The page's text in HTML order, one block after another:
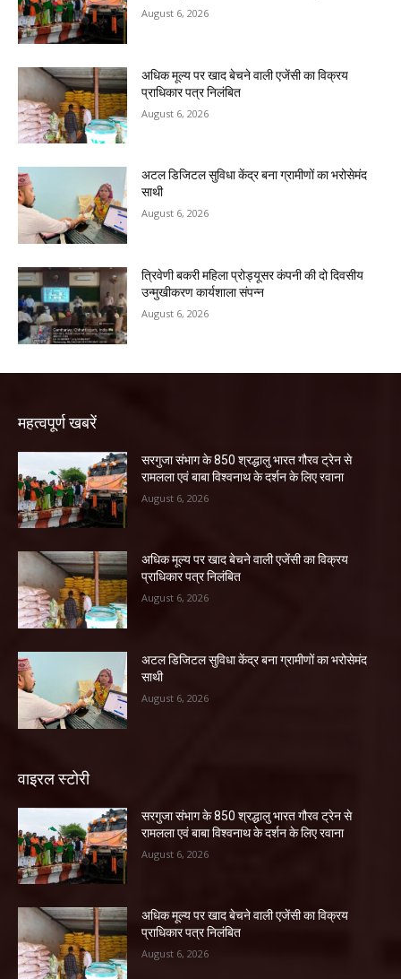
August 6, 2026
अधिक मूल्य पर खाद बेचने वाली एजेंसी का विक्रय
प्राधिकार पत्र निलंबित
August 6, 2026
अटल डिजिटल सुविधा केंद्र बना ग्रामीणों का भरोसेमंद
साथी
August 6, 2026
त्रिवेणी बकरी महिला प्रोड्यूसर कंपनी की दो दिवसीय
उन्मुखीकरण कार्यशाला संपन्न
August 6, 2026
महत्वपूर्ण खबरें
सरगुजा संभाग के 850 श्रद्धालु भारत गौरव ट्रेन से
रामलला एवं बाबा विश्वनाथ के दर्शन के लिए रवाना
August 6, 2026
अधिक मूल्य पर खाद बेचने वाली एजेंसी का विक्रय
प्राधिकार पत्र निलंबित
August 6, 2026
अटल डिजिटल सुविधा केंद्र बना ग्रामीणों का भरोसेमंद
साथी
August 6, 2026
वाइरल स्टोरी
सरगुजा संभाग के 850 श्रद्धालु भारत गौरव ट्रेन से
रामलला एवं बाबा विश्वनाथ के दर्शन के लिए रवाना
August 6, 2026
अधिक मूल्य पर खाद बेचने वाली एजेंसी का विक्रय
प्राधिकार पत्र निलंबित
August 6, 2026